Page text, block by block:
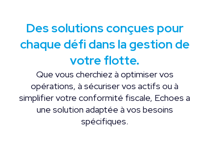
Des solutions conçues pour
chaque défi dans la gestion de
votre flotte.
Que vous cherchiez à optimiser vos
opérations, à sécuriser vos actifs ou à
simplifier votre conformité fiscale, Echoes a
une solution adaptée à vos besoins
spécifiques.